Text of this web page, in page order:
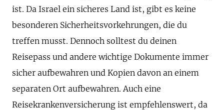
ist. Da Israel ein sicheres Land ist, gibt es keine
besonderen Sicherheitsvorkehrungen, die du
treffen musst. Dennoch solltest du deinen
Reisepass und andere wichtige Dokumente immer
sicher aufbewahren und Kopien davon an einem
separaten Ort aufbewahren. Auch eine
Reisekrankenversicherung ist empfehlenswert, da